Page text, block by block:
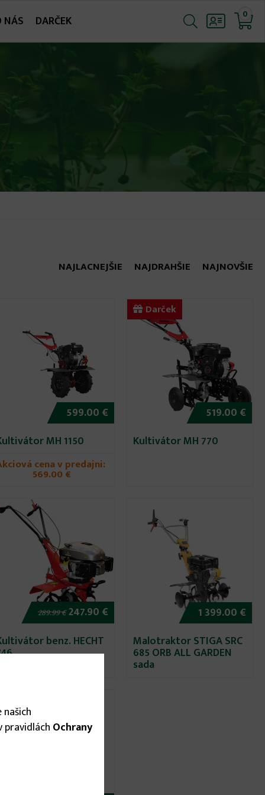
NÁS DARČEK 0
NAJLACNEJŠIE NAJDRAHŠIE NAJNOVŠIE
599.00 €
MH 1150
cena v predajni:
569.00 €
519.00 €
Darček
Kultivátor MH 770
289.99 € 247.90 €
benz. HECHT
1 399.00 €
Malotraktor STIGA SRC
685 ORB ALL GARDEN
sada
pravidláchOchrany